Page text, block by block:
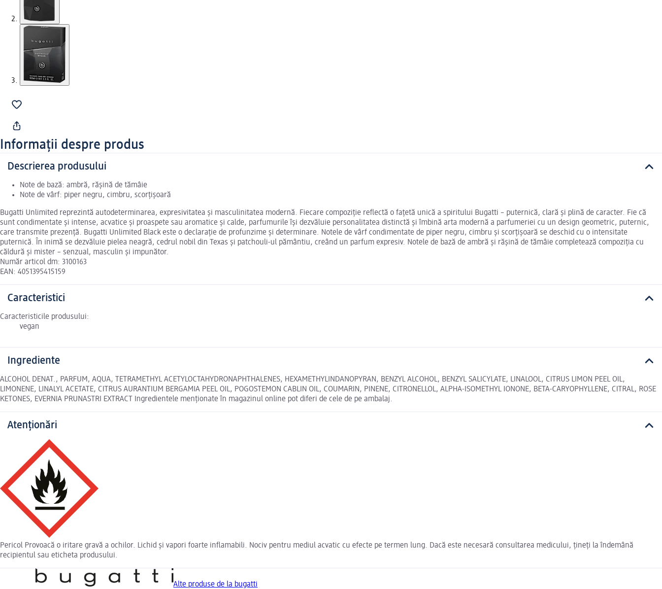
Informații despre produs
Descrierea produsului
Note de bază: ambră, rășină de tămâie
Note de vârf: piper negru, cimbru, scorțișoară
Bugatti Unlimited reprezintă autodeterminarea, expresivitatea și masculinitatea modernă. Fiecare compoziție reflectă o fațetă unică a spiritului Bugatti – puternică, clară și plină de caracter. Fie că
sunt condimentate și intense, acvatice și proaspete sau aromatice și calde, parfumurile își dezvăluie personalitatea distinctă și îmbină arta modernă a parfumeriei cu un design geometric, puternic,
care transmite prezență. Bugatti Unlimited Black este o declarație de profunzime și determinare. Notele de vârf condimentate de piper negru, cimbru și scorțișoară se deschid cu o intensitate
puternică. În inimă se dezvăluie pielea neagră, cedrul nobil din Texas și patchouli-ul pământiu, creând un parfum expresiv. Notele de bază de ambră și rășină de tămâie completează compoziția cu
căldură și mister – senzual, masculin și impunător.
Număr articol dm: 3100163
EAN: 4051395415159
Caracteristici
Caracteristicile produsului:
vegan
Ingrediente
ALCOHOL DENAT., PARFUM, AQUA, TETRAMETHYL ACETYLOCTAHYDRONAPHTHALENES, HEXAMETHYLINDANOPYRAN, BENZYL ALCOHOL, BENZYL SALICYLATE, LINALOOL, CITRUS LIMON PEEL OIL,
LIMONENE, LINALYL ACETATE, CITRUS AURANTIUM BERGAMIA PEEL OIL, POGOSTEMON CABLIN OIL, COUMARIN, PINENE, CITRONELLOL, ALPHA-ISOMETHYL IONONE, BETA-CARYOPHYLLENE, CITRAL, ROSE
KETONES, EVERNIA PRUNASTRI EXTRACT Ingredientele menționate în magazinul online pot diferi de cele de pe ambalaj.
Atenționări
Pericol Provoacă o iritare gravă a ochilor. Lichid şi vapori foarte inflamabili. Nociv pentru mediul acvatic cu efecte pe termen lung. Dacă este necesară consultarea medicului, țineți la îndemână
recipientul sau eticheta produsului.
Alte produse de la bugatti